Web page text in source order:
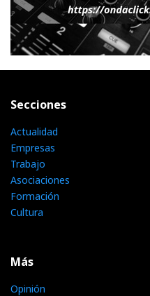
Secciones
Actualidad
Empresas
Trabajo
Asociaciones
Formación
Cultura
Más
Opinión